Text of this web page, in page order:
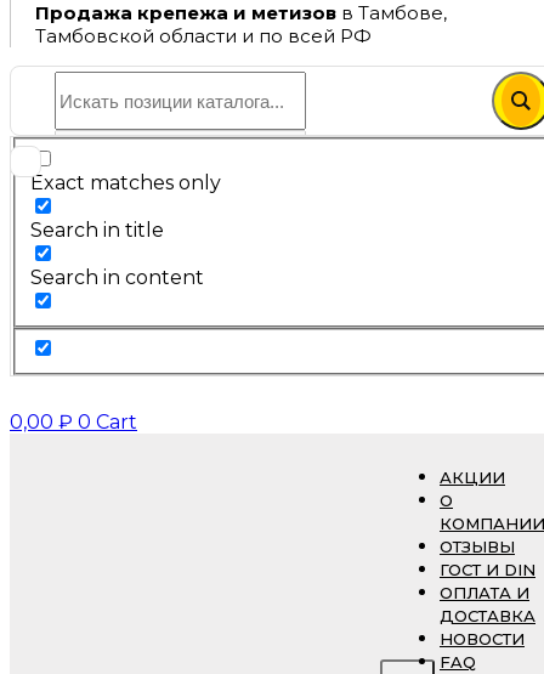
Продажа крепежа и метизов в Тамбове,
Тамбовской области и по всей РФ
Exact matches only
Search in title
Search in content
0,00 ₽ 0 Cart
АКЦИИ
О
КОМПАНИИ
ОТЗЫВЫ
ГОСТ И DIN
ОПЛАТА И
ДОСТАВКА
НОВОСТИ
FAQ